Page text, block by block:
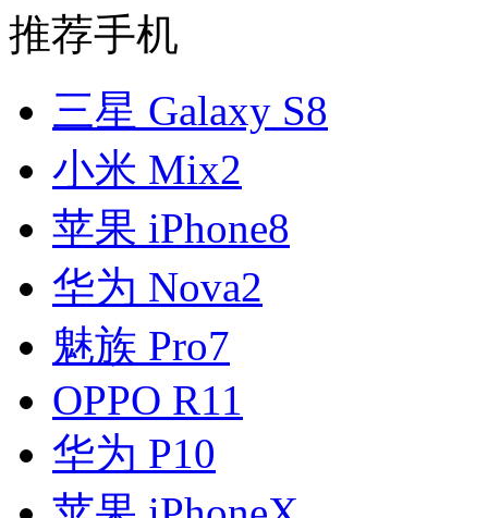
推荐手机
三星 Galaxy S8
小米 Mix2
苹果 iPhone8
华为 Nova2
魅族 Pro7
OPPO R11
华为 P10